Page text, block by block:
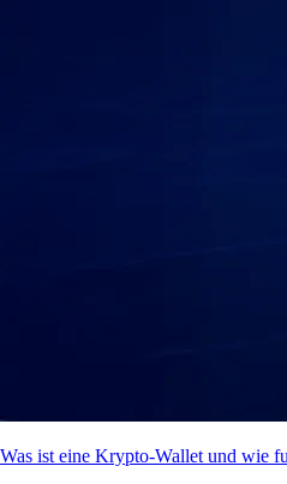
Was ist eine Krypto-Wallet und wie